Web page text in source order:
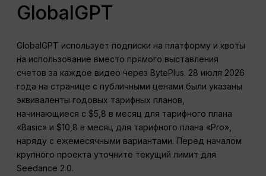
GlobalGPT
GlobalGPT использует подписки на платформу и квоты
на использование вместо прямого выставления
счетов за каждое видео через BytePlus. 28 июля 2026
года на странице с публичными ценами были указаны
эквиваленты годовых тарифных планов,
начинающиеся с $5,8 в месяц для тарифного плана
«Basic» и $10,8 в месяц для тарифного плана «Pro»,
наряду с ежемесячными вариантами. Перед началом
крупного проекта уточните текущий лимит для
Seedance 2.0.